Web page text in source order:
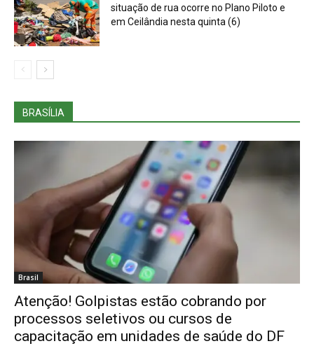
situação de rua ocorre no Plano Piloto e
em Ceilândia nesta quinta (6)
BRASÍLIA
Brasil
Atenção! Golpistas estão cobrando por
processos seletivos ou cursos de
capacitação em unidades de saúde do DF